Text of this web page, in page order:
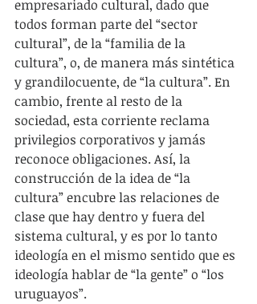
empresariado cultural, dado que
todos forman parte del “sector
cultural”, de la “familia de la
cultura”, o, de manera más sintética
y grandilocuente, de “la cultura”. En
cambio, frente al resto de la
sociedad, esta corriente reclama
privilegios corporativos y jamás
reconoce obligaciones. Así, la
construcción de la idea de “la
cultura” encubre las relaciones de
clase que hay dentro y fuera del
sistema cultural, y es por lo tanto
ideología en el mismo sentido que es
ideología hablar de “la gente” o “los
uruguayos”.